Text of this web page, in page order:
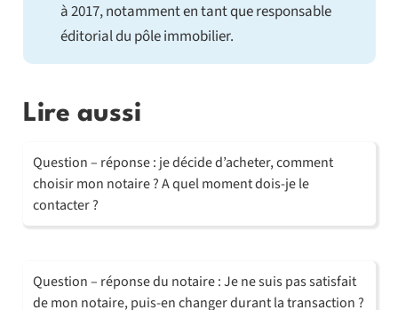
à 2017, notamment en tant que responsable
éditorial du pôle immobilier.
Lire aussi
Question – réponse : je décide d’acheter, comment
choisir mon notaire ? A quel moment dois-je le
contacter ?
Question – réponse du notaire : Je ne suis pas satisfait
de mon notaire, puis-en changer durant la transaction ?